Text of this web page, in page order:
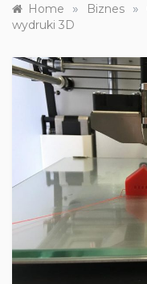
Home » Biznes »
wydruki 3D